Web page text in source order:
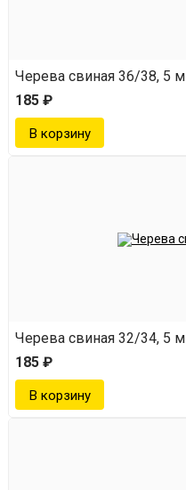
Черева свиная 36/38, 5 м
185 ₽
Черева свиная 32/34, 5 м
185 ₽